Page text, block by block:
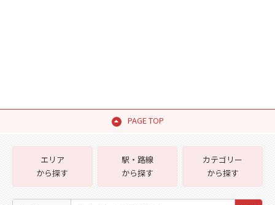
PAGE TOP
エリア
から探す
駅・路線
から探す
カテゴリー
から探す